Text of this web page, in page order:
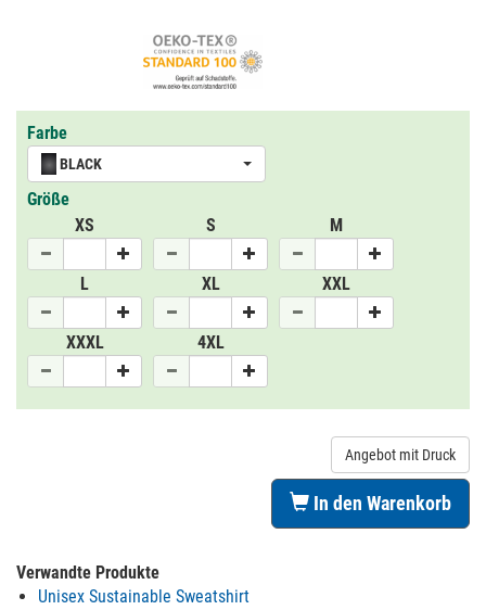
Farbe
BLACK
Größe
XS
S M
L XL XXL
XXXL 4XL
Angebot mit Druck
In den Warenkorb
Verwandte Produkte
Unisex Sustainable Sweatshirt